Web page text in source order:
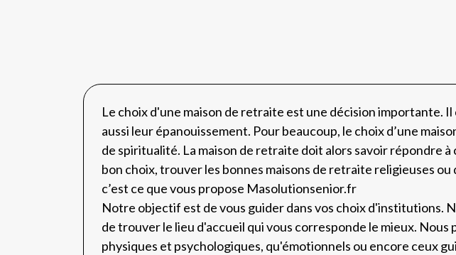
Le choix d'une maison de retraite est une décision importante.
aussi leur épanouissement. Pour beaucoup, le choix d’une
de spiritualité. La maison de retraite doit alors savoir répondre
bon choix, trouver les bonnes maisons de retraite religieuses
c’est ce que vous propose Masolutionsenior.fr
Notre objectif est de vous guider dans vos choix d'institutions.
de trouver le lieu d'accueil qui vous corresponde le mieux.
physiques et psychologiques, qu'émotionnels ou encore ceux